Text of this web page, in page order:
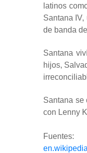
latinos
Santana
de banda
Santana
hijos,
Santana se
con Lenny
Fuentes: